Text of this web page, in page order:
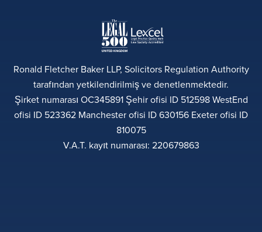
Ronald Fletcher Baker LLP, Solicitors Regulation Authority
tarafından yetkilendirilmiş ve denetlenmektedir.
Şirket numarası OC345891 Şehir ofisi ID 512598 WestEnd
ofisi ID 523362 Manchester ofisi ID 630156 Exeter ofisi ID
810075
V.A.T. kayıt numarası: 220679863